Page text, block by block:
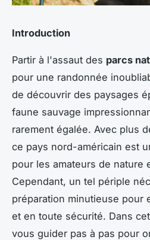
Introduction
Partir à l'assaut des parcs
pour une randonnée
de découvrir des paysages
faune sauvage
rarement égalée. Avec plus
ce pays nord-américain est
pour les amateurs de nature
Cependant, un tel périple
préparation minutieuse pour
et en toute sécurité. Dans
vous guider pas à pas pour